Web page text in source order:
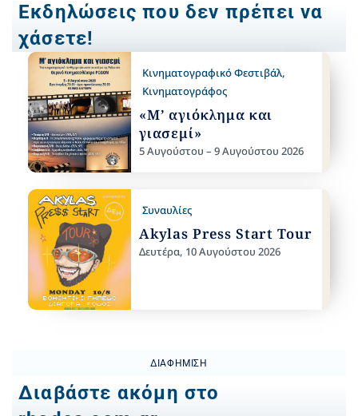
Εκδηλώσεις που δεν πρέπει να
χάσετε!
Κινηματογραφικό Φεστιβάλ,
Κινηματογράφος
«Μ’ αγιόκλημα και
γιασεμί»
5 Αυγούστου – 9 Αυγούστου 2026
Συναυλίες
Akylas Press Start Tour
Δευτέρα, 10 Αυγούστου 2026
ΔΙΑΦΉΜΙΣΗ
Διαβάστε ακόμη στο